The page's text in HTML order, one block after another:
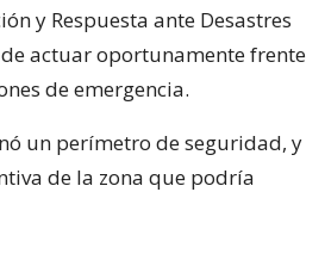
y Respuesta ante Desastres
actuar oportunamente frente
de emergencia.
un perímetro de seguridad, y
de la zona que podría